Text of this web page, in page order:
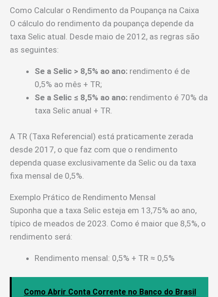
Como Calcular o Rendimento da Poupança na Caixa
O cálculo do rendimento da poupança depende da
taxa Selic atual. Desde maio de 2012, as regras são
as seguintes:
Se a Selic > 8,5% ao ano: rendimento é de
0,5% ao mês + TR;
Se a Selic ≤ 8,5% ao ano: rendimento é 70% da
taxa Selic anual + TR.
A TR (Taxa Referencial) está praticamente zerada
desde 2017, o que faz com que o rendimento
dependa quase exclusivamente da Selic ou da taxa
fixa mensal de 0,5%.
Exemplo Prático de Rendimento Mensal
Suponha que a taxa Selic esteja em 13,75% ao ano,
típico de meados de 2023. Como é maior que 8,5%, o
rendimento será:
Rendimento mensal: 0,5% + TR ≈ 0,5%
Como Abrir Conta Corrente no Banco do Brasil